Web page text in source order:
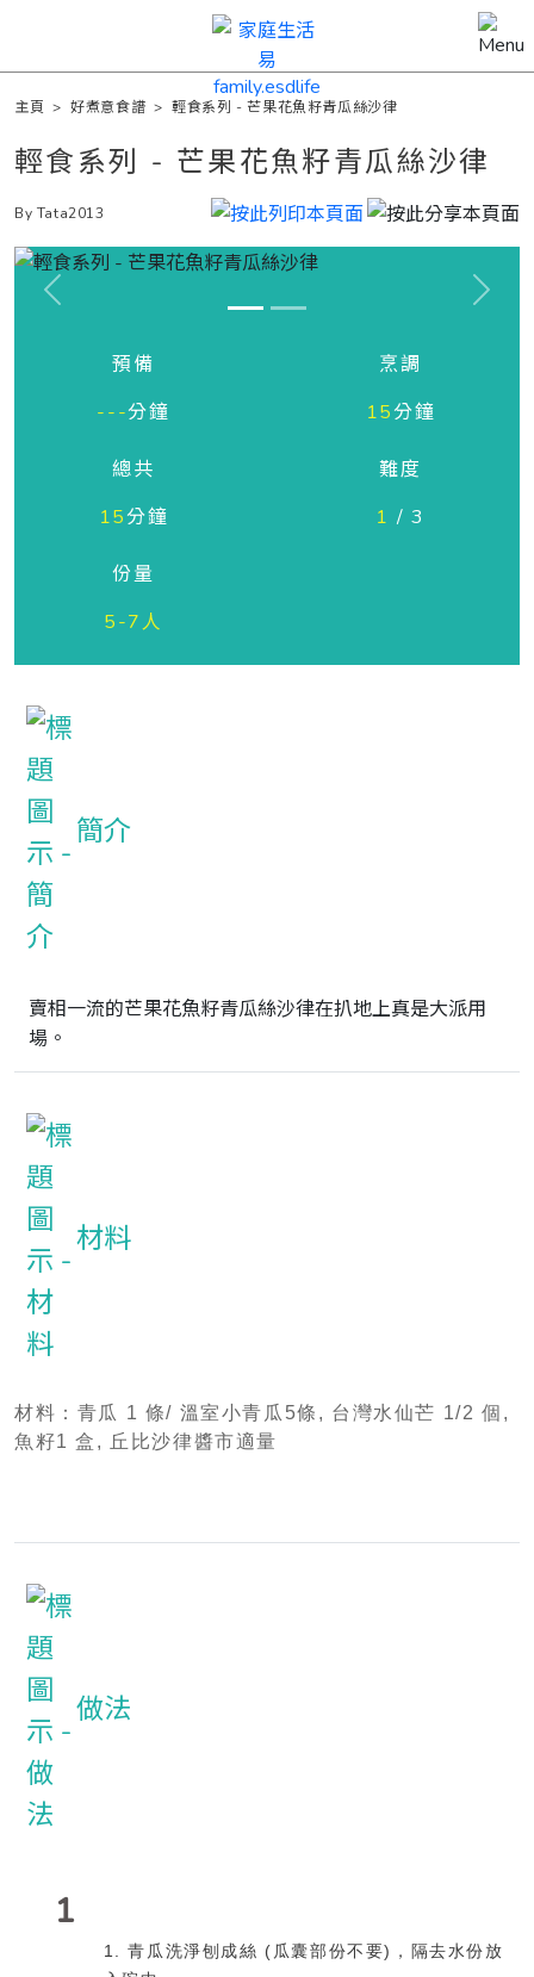
主頁 >好煮意食譜 >輕食系列 - 芒果花魚籽青瓜絲沙律
輕食系列 - 芒果花魚籽青瓜絲沙律
By Tata2013
Previous Next
預備
---分鐘
烹調
15分鐘
總共
15分鐘
難度
1 / 3
份量
5-7人
簡介
賣相一流的芒果花魚籽青瓜絲沙律在扒地上真是大派用
場。
材料
材料：青瓜 1 條/ 溫室小青瓜5條, 台灣水仙芒 1/2 個,
魚 籽1 盒, 丘比沙律醬市適量
做法
1
1. 青瓜洗淨刨成絲 (瓜囊部份不要)，隔去水份放